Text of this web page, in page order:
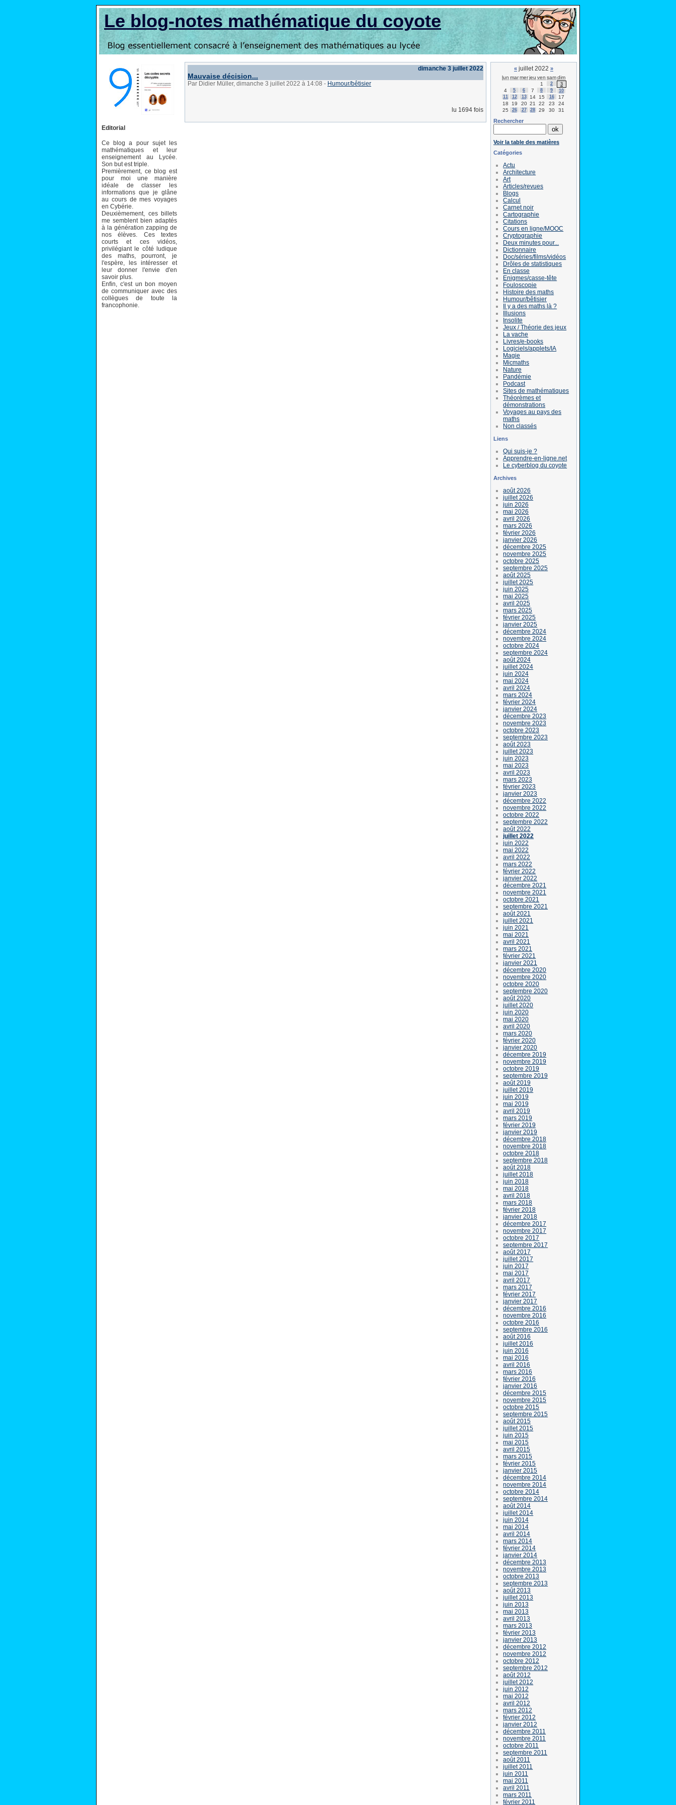
Le blog-notes mathématique du coyote
Editorial
Ce blog a pour sujet les
mathématiques et leur
enseignement au Lycée.
Son but est triple.
Premièrement, ce blog est
pour moi une manière
idéale de classer les
informations que je glâne
au cours de mes voyages
en Cybérie.
Deuxièmement, ces billets
me semblent bien adaptés
à la génération zapping de
nos élèves. Ces textes
courts et ces vidéos,
privilégiant le côté ludique
des maths, pourront, je
l'espère, les intéresser et
leur donner l'envie d'en
savoir plus.
Enfin, c'est un bon moyen
de communiquer avec des
collègues de toute la
francophonie.
dimanche 3 juillet 2022
Mauvaise décision...
Par Didier Müller, dimanche 3 juillet 2022 à 14:08 - Humour/bêtisier
lu 1694 fois
« juillet 2022 »
lun marmerjeu ven samdim
1
2 3
4 5 6 7 8 9
10
11
12 13 14 15 16
17
18
19 20 21 22 23
24
25
26 27 28 29 30 31
Rechercher
Voir la table des matières
Catégories
Actu
Architecture
Art
Articles/revues
Blogs
Calcul
Carnet noir
Cartographie
Citations
Cours en ligne/MOOC
Cryptographie
Deux minutes pour...
Dictionnaire
Doc/séries/films/vidéos
Drôles de statistiques
En classe
Enigmes/casse-tête
Fouloscopie
Histoire des maths
Humour/bêtisier
Il y a des maths là ?
Illusions
Insolite
Jeux / Théorie des jeux
La vache
Livres/e-books
Logiciels/applets/IA
Magie
Micmaths
Nature
Pandémie
Podcast
Sites de mathématiques
Théorèmes et
démonstrations
Voyages au pays des
maths
Non classés
Liens
Qui suis-je ?
Apprendre-en-ligne.net
Le cyberblog du coyote
Archives
août 2026
juillet 2026
juin 2026
mai 2026
avril 2026
mars 2026
février 2026
janvier 2026
décembre 2025
novembre 2025
octobre 2025
septembre 2025
août 2025
juillet 2025
juin 2025
mai 2025
avril 2025
mars 2025
février 2025
janvier 2025
décembre 2024
novembre 2024
octobre 2024
septembre 2024
août 2024
juillet 2024
juin 2024
mai 2024
avril 2024
mars 2024
février 2024
janvier 2024
décembre 2023
novembre 2023
octobre 2023
septembre 2023
août 2023
juillet 2023
juin 2023
mai 2023
avril 2023
mars 2023
février 2023
janvier 2023
décembre 2022
novembre 2022
octobre 2022
septembre 2022
août 2022
juillet 2022
juin 2022
mai 2022
avril 2022
mars 2022
février 2022
janvier 2022
décembre 2021
novembre 2021
octobre 2021
septembre 2021
août 2021
juillet 2021
juin 2021
mai 2021
avril 2021
mars 2021
février 2021
janvier 2021
décembre 2020
novembre 2020
octobre 2020
septembre 2020
août 2020
juillet 2020
juin 2020
mai 2020
avril 2020
mars 2020
février 2020
janvier 2020
décembre 2019
novembre 2019
octobre 2019
septembre 2019
août 2019
juillet 2019
juin 2019
mai 2019
avril 2019
mars 2019
février 2019
janvier 2019
décembre 2018
novembre 2018
octobre 2018
septembre 2018
août 2018
juillet 2018
juin 2018
mai 2018
avril 2018
mars 2018
février 2018
janvier 2018
décembre 2017
novembre 2017
octobre 2017
septembre 2017
août 2017
juillet 2017
juin 2017
mai 2017
avril 2017
mars 2017
février 2017
janvier 2017
décembre 2016
novembre 2016
octobre 2016
septembre 2016
août 2016
juillet 2016
juin 2016
mai 2016
avril 2016
mars 2016
février 2016
janvier 2016
décembre 2015
novembre 2015
octobre 2015
septembre 2015
août 2015
juillet 2015
juin 2015
mai 2015
avril 2015
mars 2015
février 2015
janvier 2015
décembre 2014
novembre 2014
octobre 2014
septembre 2014
août 2014
juillet 2014
juin 2014
mai 2014
avril 2014
mars 2014
février 2014
janvier 2014
décembre 2013
novembre 2013
octobre 2013
septembre 2013
août 2013
juillet 2013
juin 2013
mai 2013
avril 2013
mars 2013
février 2013
janvier 2013
décembre 2012
novembre 2012
octobre 2012
septembre 2012
août 2012
juillet 2012
juin 2012
mai 2012
avril 2012
mars 2012
février 2012
janvier 2012
décembre 2011
novembre 2011
octobre 2011
septembre 2011
août 2011
juillet 2011
juin 2011
mai 2011
avril 2011
mars 2011
février 2011